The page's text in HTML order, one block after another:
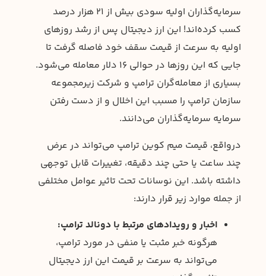
سرمایه‌گذاران اولیه سودی بیش از ۲۱ هزار درصد
کسب کرده‌اند! این ارز دیجیتال پس از رشد روزهای
اولیه به سرعت از قیمت سقف خود فاصله گرفت تا
جایی که این روزها در حوالی ۱۶ دلار معامله می‌شود.
بسیاری از معامله‌گران ترامپ و شرکت زیرمجموعه
سازمان ترامپ را مسبب این اخلال و از دست رفتن
سرمایه سرمایه‌گذاران می‌دانند.
درواقع، قیمت میم کوین ترامپ می‌تواند در عرض
چند ساعت یا حتی چند دقیقه، تغییرات قابل توجهی
داشته باشد. این نوسانات تحت تاثیر عوامل مختلفی
از جمله موارد زیر قرار دارند:
اخبار و رویدادهای مرتبط با دونالد ترامپ:
هرگونه خبر مثبت یا منفی در مورد ترامپ،
می‌تواند به سرعت بر قیمت این ارز دیجیتال